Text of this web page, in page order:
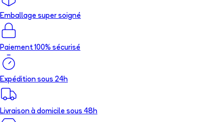
Emballage super soigné
Paiement 100% sécurisé
Expédition sous 24h
Livraison à domicile sous 48h